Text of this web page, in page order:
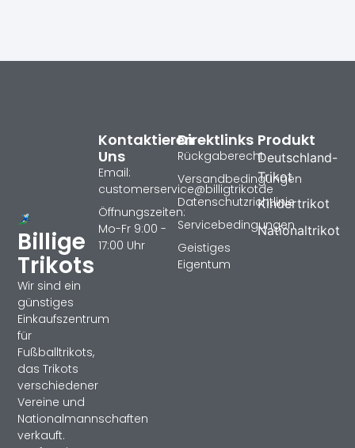
Billige
Trikots
Wir sind ein
günstiges
Einkaufszentrum
für
Fußballtrikots,
das Trikots
verschiedener
Vereine und
Nationalmannschaften
verkauft.
Produkt
Deutschland-
Trikot
Kindertrikot
Nationaltrikot
Direktlinks
Rückgaberecht
Versandbedingungen
Datenschutzrichtlinie
Servicebedingungen
Geistiges
Eigentum
Kontaktieren
Uns
Email:
customerservice@billigtrikotde
Öffnungszeiten:
Mo-Fr 9:00 -
17:00 Uhr